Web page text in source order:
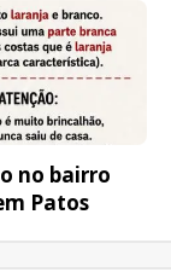
no bairro
Patos